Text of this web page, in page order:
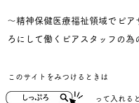
～精神保健医療福祉領域でピア
ろにして働くピアスタッフの為
​このサイトをみつけるときは
って入れる